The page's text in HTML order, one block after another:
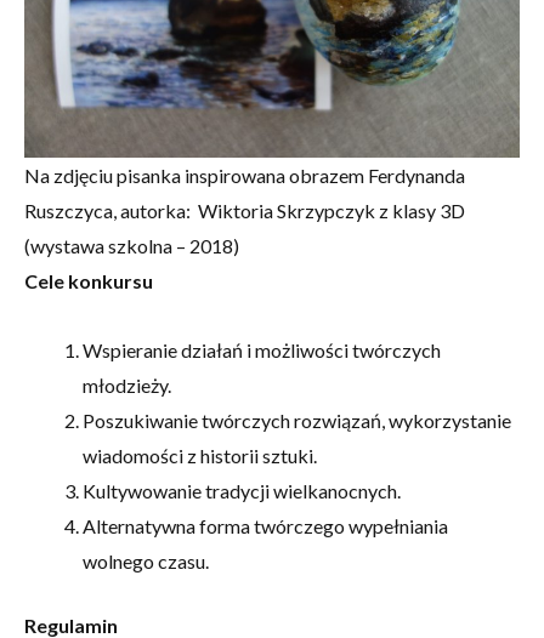
Na zdjęciu pisanka inspirowana obrazem Ferdynanda
Ruszczyca, autorka: Wiktoria Skrzypczyk z klasy 3D
(wystawa szkolna – 2018)
Cele konkursu
Wspieranie działań i możliwości twórczych
młodzieży.
Poszukiwanie twórczych rozwiązań, wykorzystanie
wiadomości z historii sztuki.
Kultywowanie tradycji wielkanocnych.
Alternatywna forma twórczego wypełniania
wolnego czasu.
Regulamin